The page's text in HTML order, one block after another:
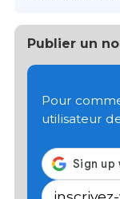
Publier un
Pour
utilisateur